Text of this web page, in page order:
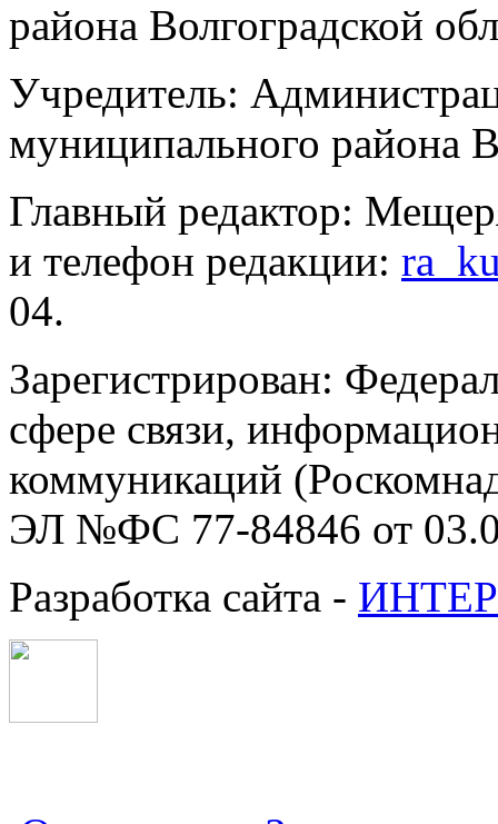
района Волгоградской
Учредитель:
муниципального района
Главный редактор:
и телефон редакции:
04.
Зарегистрирован:
сфере связи,
коммуникаций
ЭЛ №ФС 77-84846 от
Разработка сайта -